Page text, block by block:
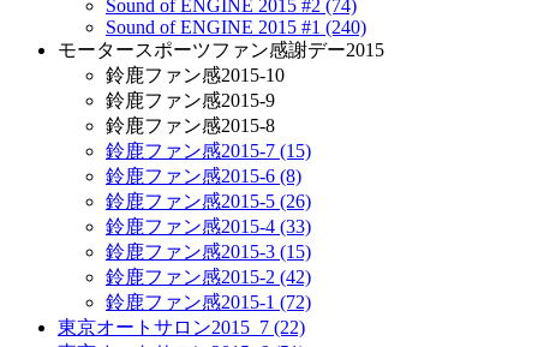
Sound of ENGINE 2015 #2 (74)
Sound of ENGINE 2015 #1 (240)
モータースポーツファン感謝デー2015
鈴鹿ファン感2015-10
鈴鹿ファン感2015-9
鈴鹿ファン感2015-8
鈴鹿ファン感2015-7 (15)
鈴鹿ファン感2015-6 (8)
鈴鹿ファン感2015-5 (26)
鈴鹿ファン感2015-4 (33)
鈴鹿ファン感2015-3 (15)
鈴鹿ファン感2015-2 (42)
鈴鹿ファン感2015-1 (72)
東京オートサロン2015_7 (22)